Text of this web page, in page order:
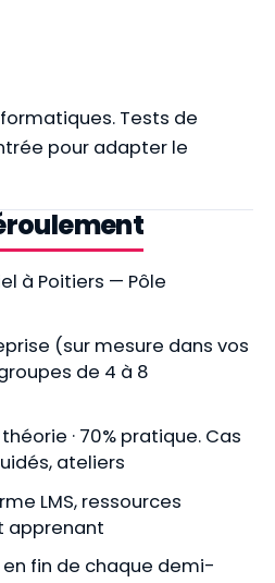
Tests de
pour adapter le
à Poitiers — Pôle
(sur mesure dans vos
de 4 à 8
· 70% pratique. Cas
ateliers
LMS, ressources
apprenant
en fin de chaque demi-